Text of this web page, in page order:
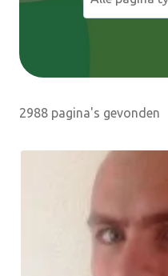
e
2988 pagina's gevonden